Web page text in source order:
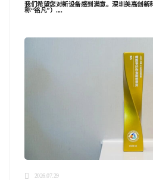
我们希望您对新设备感到满意。深圳美高创新
称“铭凡”）....
2026.07.29